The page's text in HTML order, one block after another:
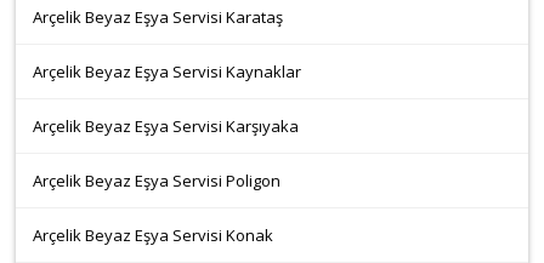
Arçelik Beyaz Eşya Servisi Karataş
Arçelik Beyaz Eşya Servisi Kaynaklar
Arçelik Beyaz Eşya Servisi Karşıyaka
Arçelik Beyaz Eşya Servisi Poligon
Arçelik Beyaz Eşya Servisi Konak